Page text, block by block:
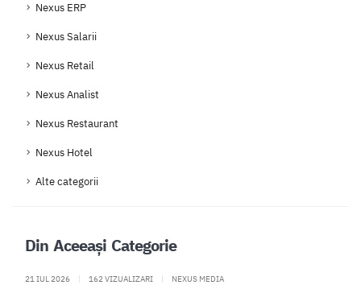
Nexus ERP
Nexus Salarii
Nexus Retail
Nexus Analist
Nexus Restaurant
Nexus Hotel
Alte categorii
Din Aceeași Categorie
21 IUL 2026 | 162 VIZUALIZARI | NEXUS MEDIA